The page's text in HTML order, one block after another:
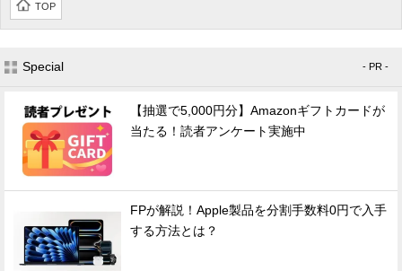
TOP
Special - PR -
【抽選で5,000円分】Amazonギフトカードが
当たる！読者アンケート実施中
FPが解説！Apple製品を分割手数料0円で入手
する方法とは？